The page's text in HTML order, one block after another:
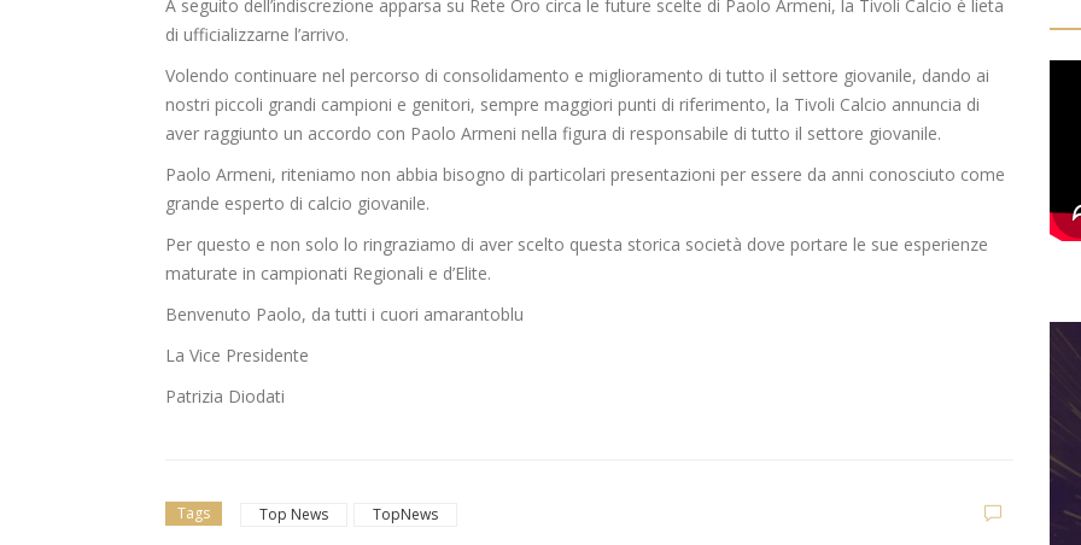
A seguito dell’indiscrezione apparsa su Rete Oro circa le future scelte di Paolo Armeni, la Tivoli Calcio è lieta
di ufficializzarne l’arrivo.
Volendo continuare nel percorso di consolidamento e miglioramento di tutto il settore giovanile, dando ai
nostri piccoli grandi campioni e genitori, sempre maggiori punti di riferimento, la Tivoli Calcio annuncia di
aver raggiunto un accordo con Paolo Armeni nella figura di responsabile di tutto il settore giovanile.
Paolo Armeni, riteniamo non abbia bisogno di particolari presentazioni per essere da anni conosciuto come
grande esperto di calcio giovanile.
Per questo e non solo lo ringraziamo di aver scelto questa storica società dove portare le sue esperienze
maturate in campionati Regionali e d’Elite.
Benvenuto Paolo, da tutti i cuori amarantoblu
La Vice Presidente
Patrizia Diodati
Tags Top News TopNews
news in primo piano